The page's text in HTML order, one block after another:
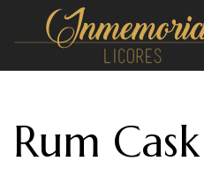
Inmemorial
Rum Cask